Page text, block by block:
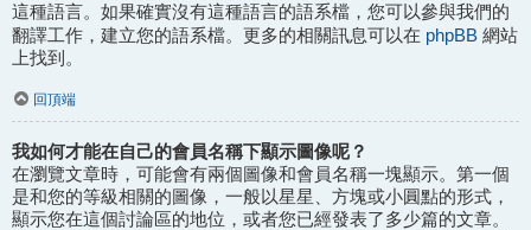
這種語言。如果確實沒有這種語言的語系檔，您可以參與我們的
翻譯工作，建立您的語系檔。更多的相關訊息可以在 phpBB 網站
上找到。
回頂端
我如何才能在自己的會員名稱下顯示圖像呢？
在瀏覽文章時，可能會有兩個圖像和會員名稱一塊顯示。第一個
是和您的等級相關的圖像，一般以星星、方塊或小圓點的形式，
顯示您在這個討論區的地位，或者您已經發表了多少篇的文章。